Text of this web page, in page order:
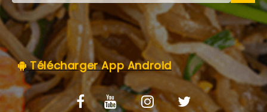
Télécharger App Android